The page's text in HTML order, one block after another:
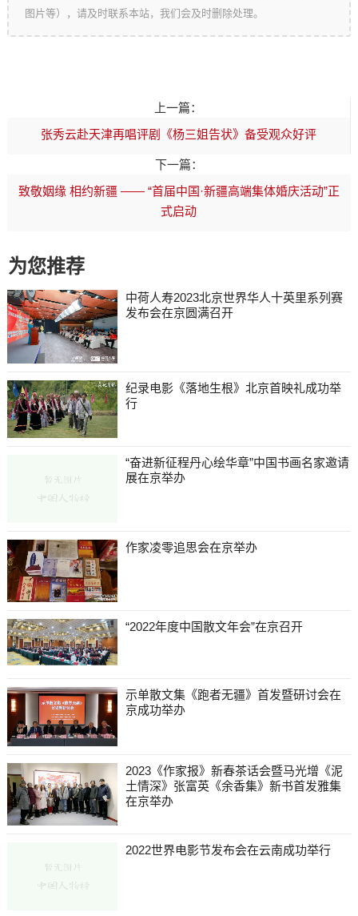
图片等），请及时联系本站，我们会及时删除处理。
上一篇：
张秀云赴天津再唱评剧《杨三姐告状》备受观众好评
下一篇：
致敬姻缘 相约新疆 —— “首届中国·新疆高端集体婚庆活动”正
式启动
为您推荐
中荷人寿2023北京世界华人十英里系列赛
发布会在京圆满召开
纪录电影《落地生根》北京首映礼成功举
行
“奋进新征程丹心绘华章”中国书画名家邀请
展在京举办
作家凌零追思会在京举办
“2022年度中国散文年会”在京召开
示单散文集《跑者无疆》首发暨研讨会在
京成功举办
2023《作家报》新春茶话会暨马光增《泥
土情深》张富英《余香集》新书首发雅集
在京举办
2022世界电影节发布会在云南成功举行